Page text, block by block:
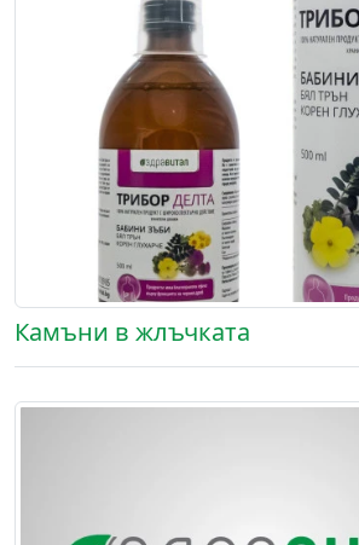
Камъни в жлъчката